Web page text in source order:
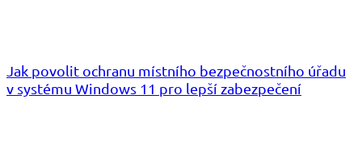
Jak povolit ochranu místního bezpečnostního úřadu
v systému Windows 11 pro lepší zabezpečení